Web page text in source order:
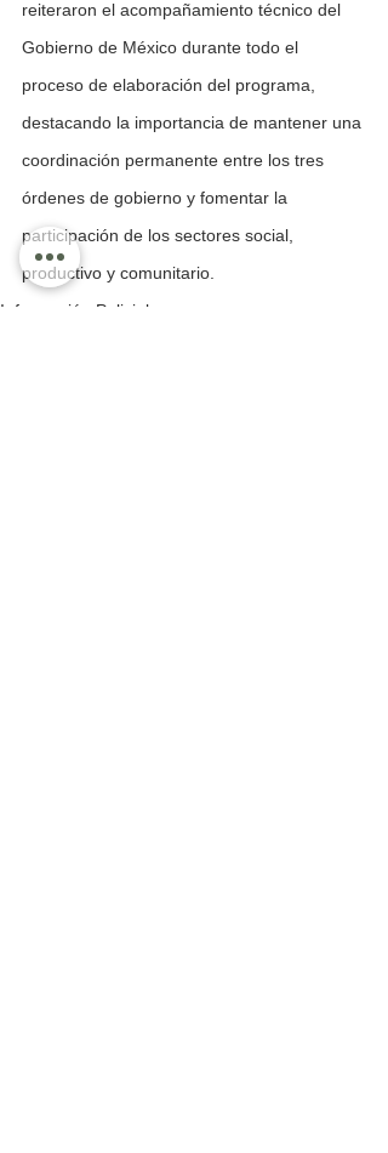
reiteraron el acompañamiento técnico del
Gobierno de México durante todo el
proceso de elaboración del programa,
destacando la importancia de mantener una
coordinación permanente entre los tres
órdenes de gobierno y fomentar la
participación de los sectores social,
productivo y comunitario.
Información Policial